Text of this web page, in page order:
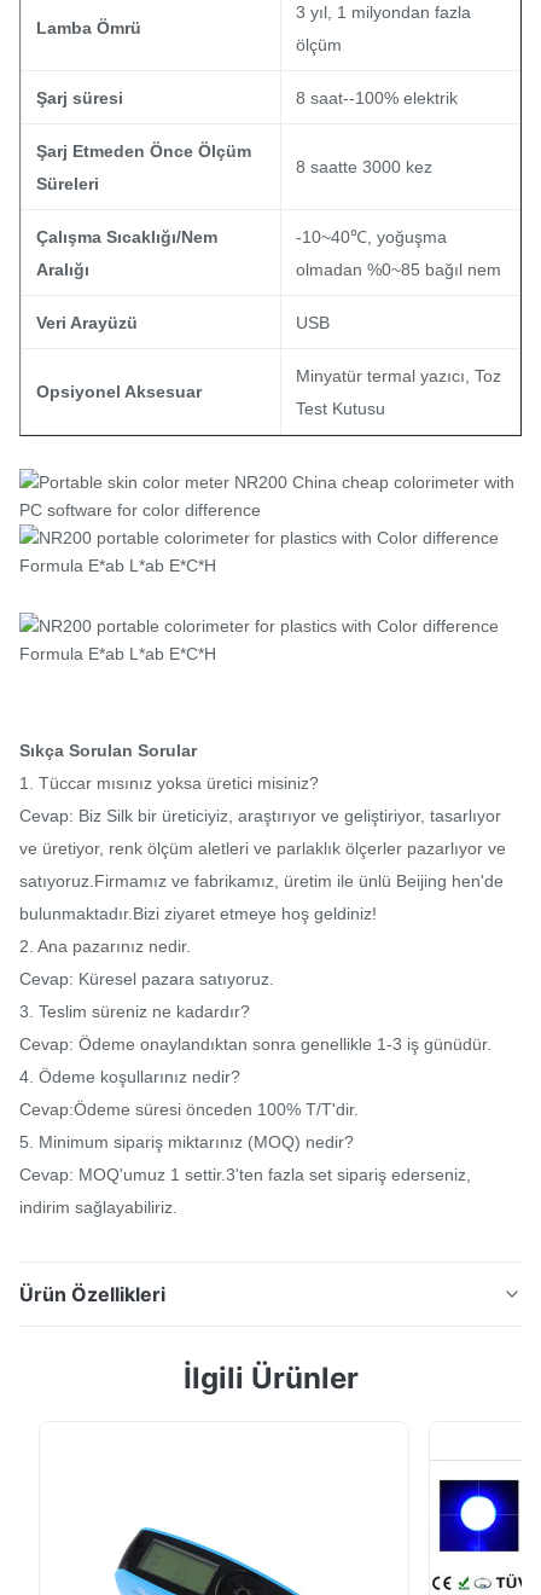
Lamba Ömrü
3 yıl, 1 milyondan fazla
ölçüm
Şarj süresi 8 saat--100% elektrik
Şarj Etmeden Önce Ölçüm
Süreleri
8 saatte 3000 kez
Çalışma Sıcaklığı/Nem
Aralığı
-10~40℃, yoğuşma
olmadan %0~85 bağıl nem
Veri Arayüzü USB
Opsiyonel Aksesuar
Minyatür termal yazıcı, Toz
Test Kutusu
Sıkça Sorulan Sorular
1. Tüccar mısınız yoksa üretici misiniz?
Cevap: Biz Silk bir üreticiyiz, araştırıyor ve geliştiriyor, tasarlıyor
ve üretiyor, renk ölçüm aletleri ve parlaklık ölçerler pazarlıyor ve
satıyoruz.Firmamız ve fabrikamız, üretim ile ünlü Beijing hen'de
bulunmaktadır.Bizi ziyaret etmeye hoş geldiniz!
2. Ana pazarınız nedir.
Cevap: Küresel pazara satıyoruz.
3. Teslim süreniz ne kadardır?
Cevap: Ödeme onaylandıktan sonra genellikle 1-3 iş günüdür.
4. Ödeme koşullarınız nedir?
Cevap:Ödeme süresi önceden 100% T/T'dir.
5. Minimum sipariş miktarınız (MOQ) nedir?
Cevap: MOQ'umuz 1 settir.3'ten fazla set sipariş ederseniz,
indirim sağlayabiliriz.
Ürün Özellikleri
kolorimetre Formül E*ab L*ab E*C*H Kısa Tanıtım: 8/d
İlgili Ürünler